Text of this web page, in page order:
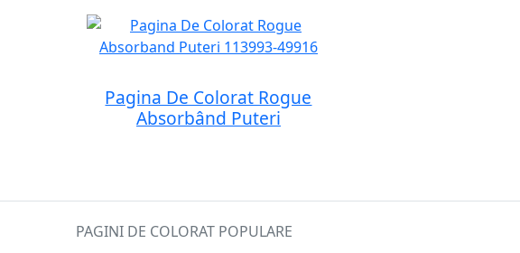
Pagina De Colorat Rogue
Absorbând Puteri
PAGINI DE COLORAT POPULARE